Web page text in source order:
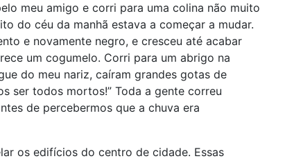
meu amigo e corri para uma colina não muito
do céu da manhã estava a começar a mudar.
e novamente negro, e cresceu até acabar
um cogumelo. Corri para um abrigo na
do meu nariz, caíram grandes gotas de
ser todos mortos!” Toda a gente correu
de percebermos que a chuva era
os edifícios do centro de cidade. Essas